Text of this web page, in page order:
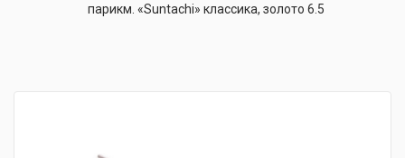
парикм. «Suntachi» классика, золото 6.5